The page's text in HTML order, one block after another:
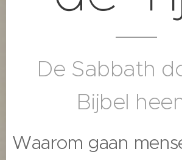
De Sabbath
Bijbel
Waarom gaan